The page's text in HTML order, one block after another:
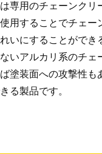
専用のチェーンクリ
用することでチェー
いにすることができ
いアルカリ系のチェ
塗装面への攻撃性も
る製品です。